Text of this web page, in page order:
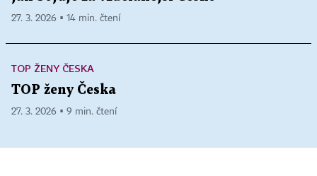
27. 3. 2026 ▪ 14 min. čtení
TOP ŽENY ČESKA
TOP ženy Česka
27. 3. 2026 ▪ 9 min. čtení